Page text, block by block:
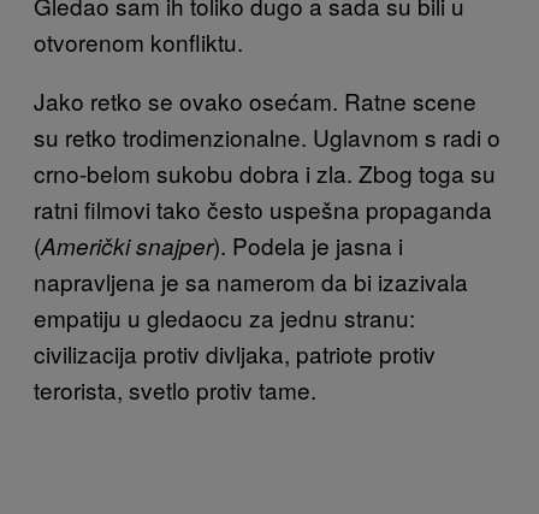
otvorenom konfliktu.
Jako retko se ovako osećam. Ratne scene
su retko trodimenzionalne. Uglavnom s radi o
crno-belom sukobu dobra i zla. Zbog toga su
ratni filmovi tako često uspešna propaganda
(Američki snajper). Podela je jasna i
napravljena je sa namerom da bi izazivala
empatiju u gledaocu za jednu stranu:
civilizacija protiv divljaka, patriote protiv
terorista, svetlo protiv tame.